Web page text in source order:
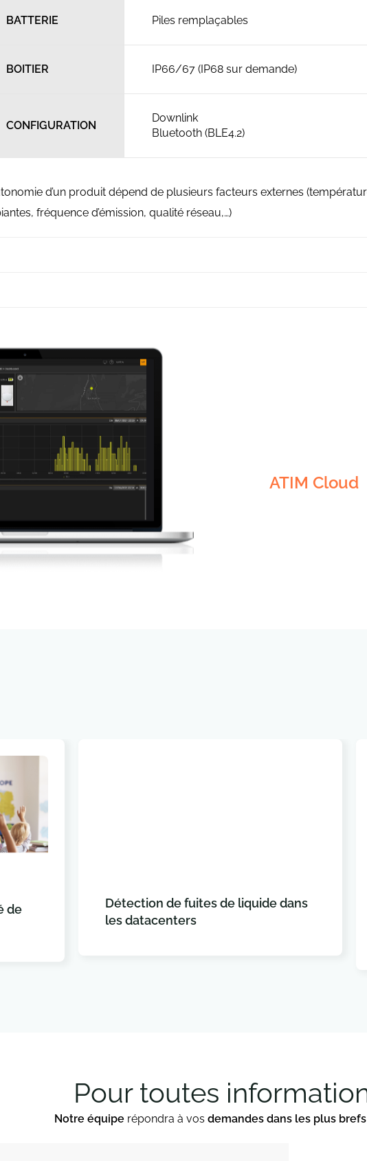
BATTERIE Piles remplaçables
BOITIER IP66/67 (IP68 sur demande)
CONFIGURATION
Downlink
Bluetooth (BLE4.2)
d’un produit dépend de plusieurs facteurs externes
fréquence d’émission, qualité réseau,…)
ATIM Cloud
de
Détection de fuites de liquide dans
les datacenters
Pour toutes
Notre équiperépondra à vos demandes dans les plus